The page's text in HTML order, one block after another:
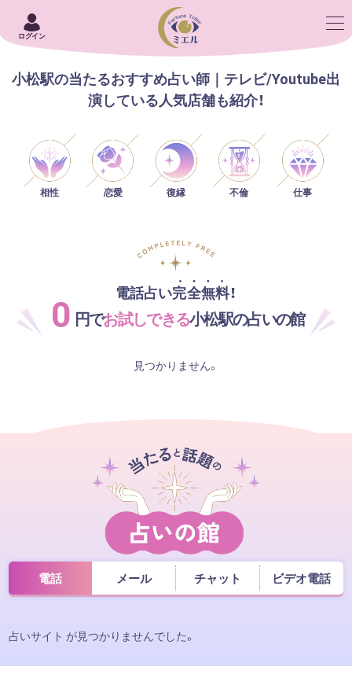
ログイン
小松駅の当たるおすすめ占い師｜テレビ/Youtube出
演している人気店舗も紹介！
相性 恋愛 復縁 不倫 仕事
電話占い完全無料！
0 円でお試しできる小松駅の占いの館
見つかりません。
電話 メール チャット ビデオ電話
占いサイト が見つかりませんでした。